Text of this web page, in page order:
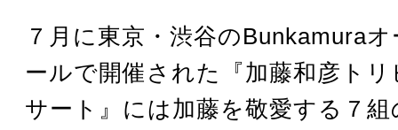
７月に東京・渋谷のBunkamura
ールで開催された『加藤和彦ト
サート』には加藤を敬愛する７